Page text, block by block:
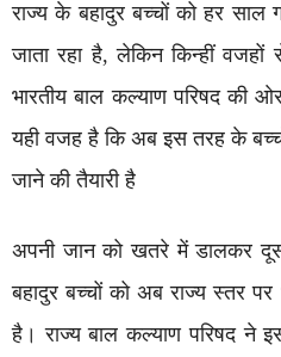
राज्य के बहादुर बच्चों को हर साल
जाता रहा है, लेकिन किन्हीं
भारतीय बाल कल्याण परिषद की
यही वजह है कि अब इस तरह के
जाने की तैयारी है
अपनी जान को खतरे में डालकर
बहादुर बच्चों को अब राज्य स्तर पर
है। राज्य बाल कल्याण परिषद ने